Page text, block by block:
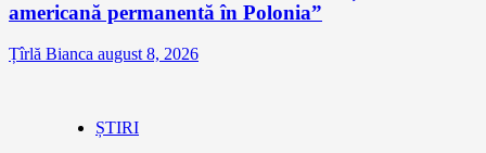
americană permanentă în Polonia”
Țîrlă Bianca august 8, 2026
ȘTIRI